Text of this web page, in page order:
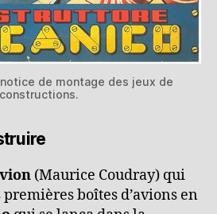
de montage des jeux de
constructions.
(Maurice Coudray) qui
boîtes d’avions en